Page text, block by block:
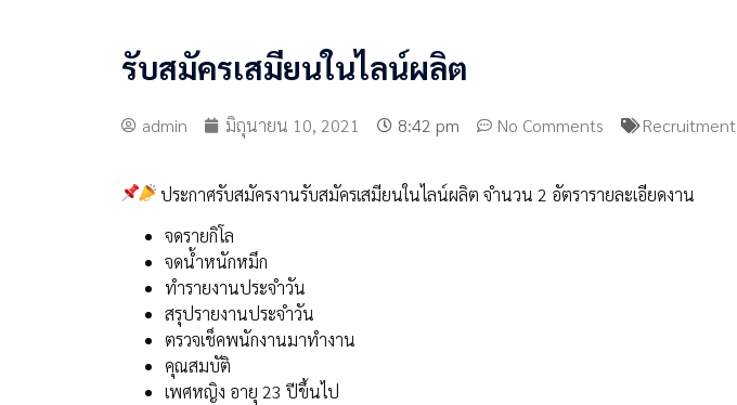
รับสมัครเสมียนในไลน์ผลิต
admin มิถุนายน 10, 2021 8:42 pm No Comments Recruitment
ประกาศรับสมัครงานรับสมัครเสมียนในไลน์ผลิต จำนวน 2 อัตรารายละเอียดงาน
จดรายกิโล
จดน้ำหนักหมึก
ทำรายงานประจำวัน
สรุปรายงานประจำวัน
ตรวจเช็คพนักงานมาทำงาน
คุณสมบัติ
เพศหญิง อายุ 23 ปีขึ้นไป